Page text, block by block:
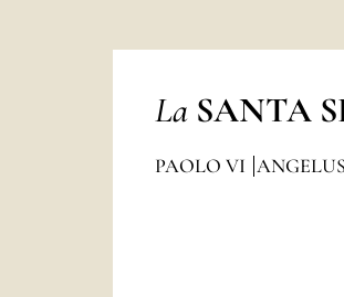
La SANTA
PAOLO VI ANGELUS